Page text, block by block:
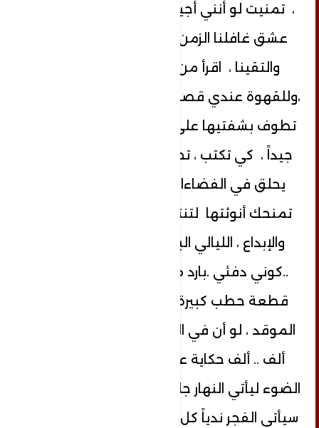
، تمنيت لو أنني أجيد كتابة الشعر ! ذات
عشق غافلنا الزمن والأمكنة والعيون
والتقينا ، اقرأ من صباحات القهوة
،وللقهوة عندي قصص لا تنتهي ، تركتها
تطوف بشفتيها على وجهي ... اسمعني
جيداً ، كي تكتب ، تحتاج لإطلاق الخيال ،
يحلق في الفضاءات ،ولا بد من امرأة
تمنحك أنوثتها لتنتشي وينهمر العطر
والإبداع ، الليالي البادرة تحتاج للدفء
..كوني دفئي .بارد هذا الشتاء ،وضعت
قطعة حطب كبيرة من السنديان في
الموقد ، لو أن في العمر متسعاً لأكتب
ألف .. ألف حكاية عن الذين يسابقون
الضوء ليأتي النهار جلياً ؟! لا تلوحي برأسك
سيأتي الفجر ندياً كل الإحداثيات والتحاليل